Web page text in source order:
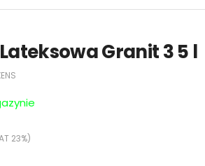
Granit 3 5 l
23%)